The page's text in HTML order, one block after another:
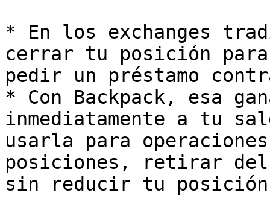
* En los exchanges
cerrar tu posición para
pedir un préstamo
* Con Backpack, esa
inmediatamente a tu
usarla para
posiciones, retirar del
sin reducir tu